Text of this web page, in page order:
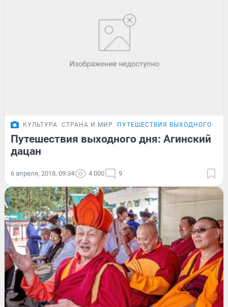
КУЛЬТУРА СТРАНА И МИР ПУТЕШЕСТВИЯ ВЫХОДНОГО ДНЯ
Путешествия выходного дня: Агинский
дацан
6 апреля, 2018, 09:34 4 000 9